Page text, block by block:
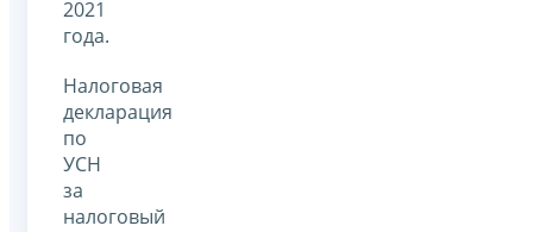
2021
года.
Налоговая
декларация
по
УСН
за
налоговый